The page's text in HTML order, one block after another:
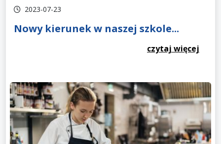
2023-07-23
Nowy kierunek w naszej szkole...
czytaj więcej